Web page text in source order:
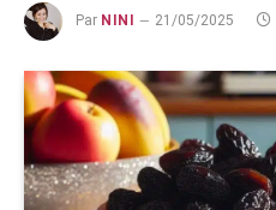
Par NINI 21/05/2025